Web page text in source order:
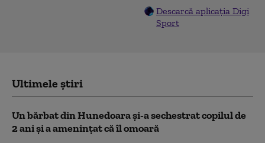
Descarcă aplicația Digi
Sport
Ultimele știri
Un bărbat din Hunedoara și-a sechestrat copilul de
2 ani și a amenințat că îl omoară